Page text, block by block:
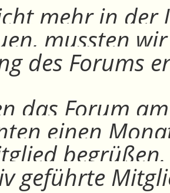
mehr in der
mussten
des Forums
das Forum
einen
geführte